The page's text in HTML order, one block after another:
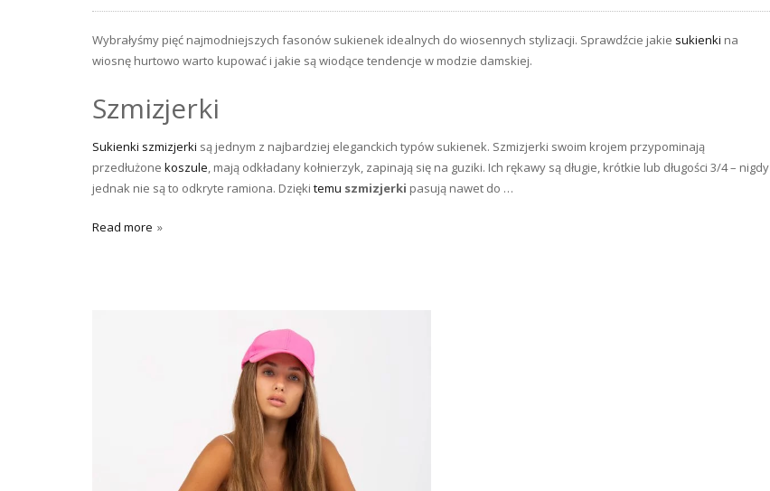
Wybrałyśmy pięć najmodniejszych fasonów sukienek idealnych do wiosennych stylizacji. Sprawdźcie jakie sukienki na
wiosnę hurtowo warto kupować i jakie są wiodące tendencje w modzie damskiej.
Szmizjerki
Sukienki szmizjerki są jednym z najbardziej eleganckich typów sukienek. Szmizjerki swoim krojem przypominają
przedłużone koszule, mają odkładany kołnierzyk, zapinają się na guziki. Ich rękawy są długie, krótkie lub długości 3/4 – nigdy
jednak nie są to odkryte ramiona. Dzięki temu szmizjerki pasują nawet do …
Read more